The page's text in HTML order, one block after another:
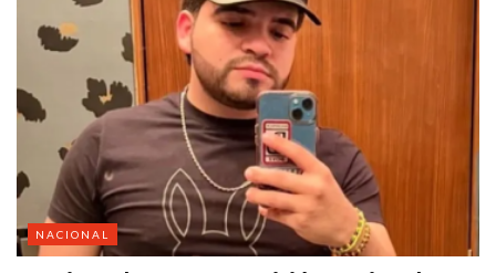
NACIONAL